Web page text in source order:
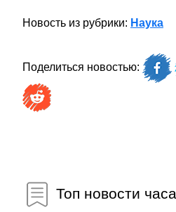
Новость из рубрики: Наука
Поделиться новостью:
Топ новости часа